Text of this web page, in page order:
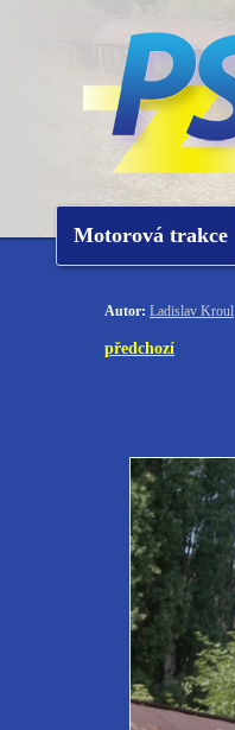
Motorová trakce
Autor: Ladislav Kroul
předchozí